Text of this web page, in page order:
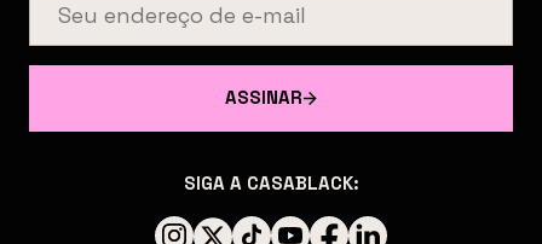
ASSINAR
SIGA A CASABLACK: